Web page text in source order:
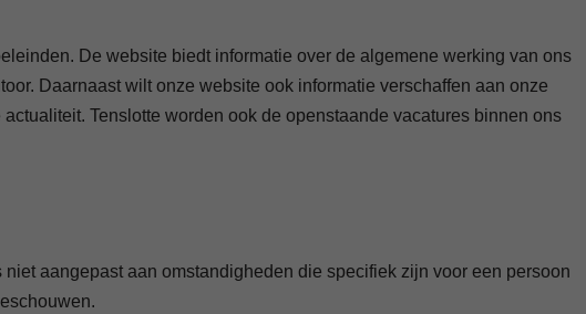
De website biedt informatie over de algemene werking van ons
Daarnaast wilt onze website ook informatie verschaffen aan onze
Tenslotte worden ook de openstaande vacatures binnen ons
aangepast aan omstandigheden die specifiek zijn voor een persoon